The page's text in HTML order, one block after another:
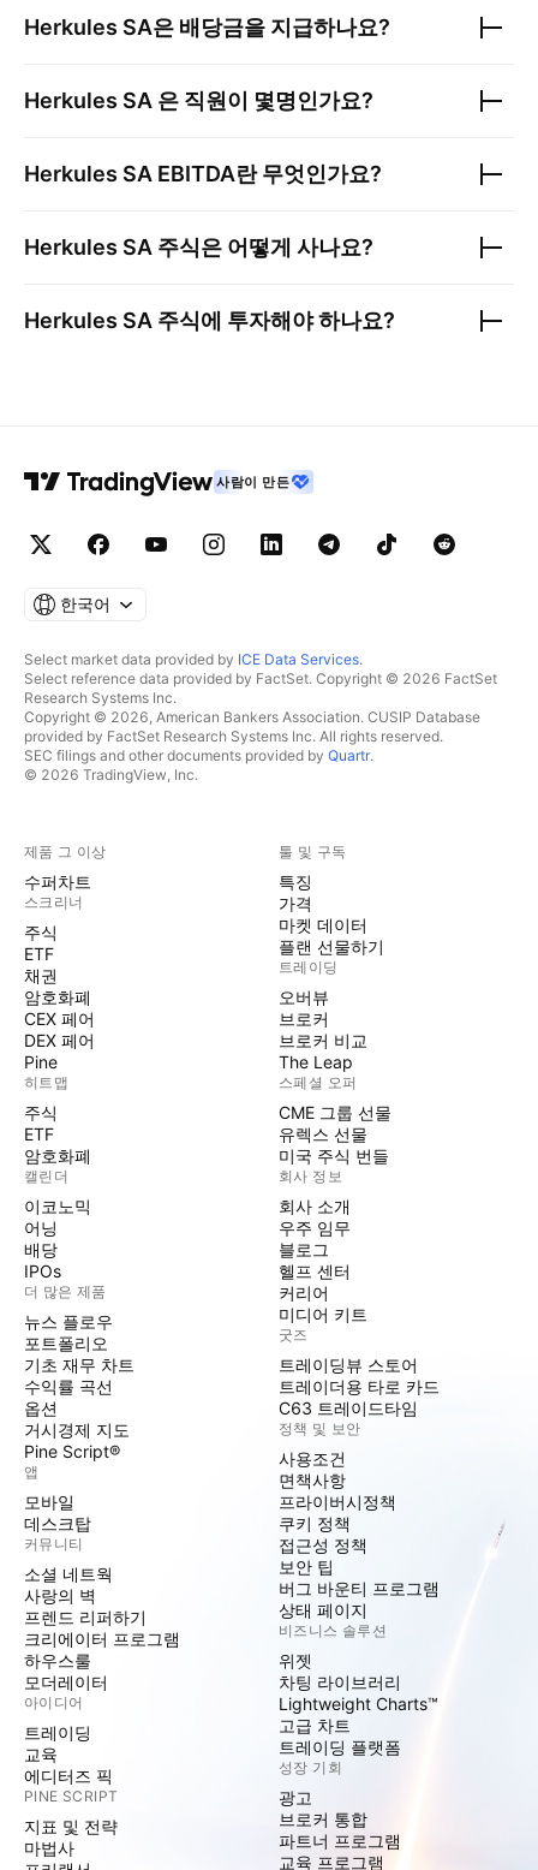
Herkules SA은 배당금을 지급하나요?
Herkules SA 은 직원이 몇명인가요?
Herkules SA EBITDA란 무엇인가요?
Herkules SA 주식은 어떻게 사나요?
Herkules SA 주식에 투자해야 하나요?
사람이 만든
한국어
Select market data provided by ICE Data Services.
Select reference data provided by FactSet. Copyright © 2026 FactSet
Research Systems Inc.
Copyright © 2026, American Bankers Association. CUSIP Database
provided by FactSet Research Systems Inc. All rights reserved.
SEC filings and other documents provided by Quartr.
© 2026 TradingView, Inc.
제품 그 이상
수퍼차트
스크리너
주식
ETF
채권
암호화폐
CEX 페어
DEX 페어
Pine
히트맵
주식
ETF
암호화폐
캘린더
이코노믹
어닝
배당
IPOs
더 많은 제품
뉴스 플로우
포트폴리오
기초 재무 차트
수익률 곡선
옵션
거시경제 지도
Pine Script®
앱
모바일
데스크탑
커뮤니티
소셜 네트웍
사랑의 벽
프렌드 리퍼하기
크리에이터 프로그램
하우스룰
모더레이터
아이디어
트레이딩
교육
에디터즈 픽
PINE SCRIPT
지표 및 전략
마법사
툴 및 구독
특징
가격
마켓 데이터
플랜 선물하기
트레이딩
오버뷰
브로커
브로커 비교
The Leap
스페셜 오퍼
CME 그룹 선물
유렉스 선물
미국 주식 번들
회사 정보
회사 소개
우주 임무
블로그
헬프 센터
커리어
미디어 키트
굿즈
트레이딩뷰 스토어
트레이더용 타로 카드
C63 트레이드타임
정책 및 보안
사용조건
면책사항
프라이버시정책
쿠키 정책
접근성 정책
보안 팁
버그 바운티 프로그램
상태 페이지
비즈니스 솔루션
위젯
차팅 라이브러리
Lightweight Charts™
고급 차트
트레이딩 플랫폼
성장 기회
광고
브로커 통합
파트너 프로그램
교육 프로그램